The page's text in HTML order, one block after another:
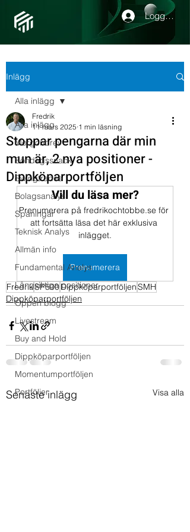
Logga in
Inlägg
Alla inlägg
Morgonbrev
Söndagssnack
Swingtrades
Bolagsanalys
Spaningar
Teknisk Analys
Allmän info
Fundamental Analys
Långsiktiga positioner
Öppen blogg
Livestream
Buy and Hold
Dippköparportföljen
Momentumportföljen
Portföljer
Alla inlägg
Stoppar pengarna där min
mun är, 2 nya positioner -
Dippköparportföljen
Fredrik
11 mars 2025 1 min läsning
Vill du läsa mer?
Prenumerera på fredrikochtobbe.se för
att fortsätta läsa det här exklusiva
inlägget.
Prenumerera
FredrikSP500DippköparportföljenSMH
Dippköparportföljen
Senaste inlägg Visa alla